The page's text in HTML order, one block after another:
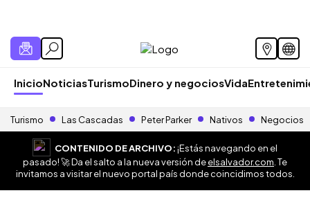
InicioNoticiasTurismoDinero y negociosVida
Turismo Las Cascadas Peter Parker Nativos Negocios
CONTENIDO DE ARCHIVO:¡Estás navegando en el
pasado! 🚀 Da el salto a la nueva versión deelsalvador.com . Te
invitamos a visitar el nuevo portal país donde coincidimos todos.